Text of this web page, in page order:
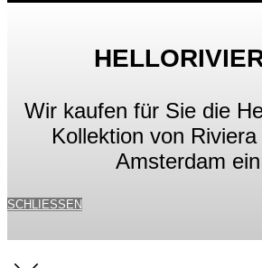
Wir kaufen für Sie die
Kollektion von
Amsterdam
SCHLIESSEN